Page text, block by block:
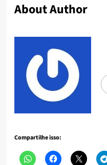
About Author
Compartilhe isso: